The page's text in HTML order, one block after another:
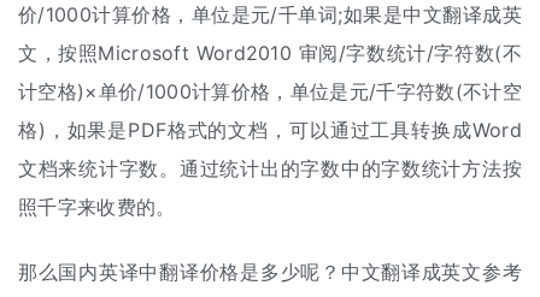
价/1000计算价格，单位是元/千单词;如果是中文翻译成英
文，按照Microsoft Word2010 审阅/字数统计/字符数(不
计空格)×单价/1000计算价格，单位是元/千字符数(不计空
格)，如果是PDF格式的文档，可以通过工具转换成Word
文档来统计字数。通过统计出的字数中的字数统计方法按
照千字来收费的。
那么国内英译中翻译价格是多少呢？中文翻译成英文参考